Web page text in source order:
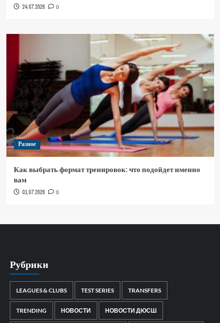
24.07.2026 0
Разное
Как выбрать формат тренировок: что подойдет именно
вам
01.07.2026 0
Рубрики
LEAGUES & CLUBS TEST SERIES TRANSFERS
TRENDING НОВОСТИ НОВОСТИ ДЮСШ